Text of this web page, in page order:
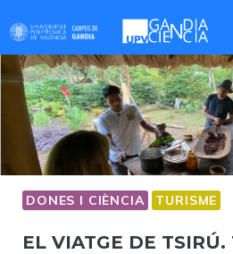
to
content
DONES I CIÈNCIA TURISME
EL VIATGE DE